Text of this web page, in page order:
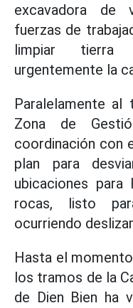
excavadora de
fuerzas de
limpiar tierra
urgentemente la
Paralelamente al
Zona de
coordinación con
plan para
ubicaciones
rocas, listo
ocurriendo
Hasta el
los tramos de la
de Dien Bien ha